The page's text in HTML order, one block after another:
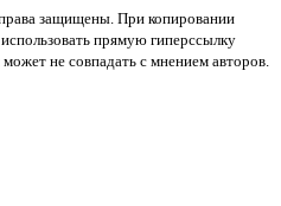
защищены. При копировании
прямую гиперссылку
не совпадать с мнением авторов.